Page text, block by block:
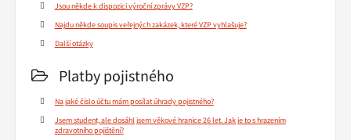
Jsou někde k dispozici výroční zprávy VZP?
Najdu někde soupis veřejných zakázek, které VZP vyhlašuje?
Další otázky
Platby pojistného
Na jaké číslo účtu mám posílat úhrady pojistného?
Jsem student, ale dosáhl jsem věkové hranice 26 let. Jak je to s hrazením
zdravotního pojištění?